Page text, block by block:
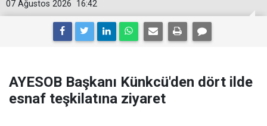
16:42
07 Ağustos 2026
AYESOB Başkanı Künkcü'den dört ilde
esnaf teşkilatına ziyaret